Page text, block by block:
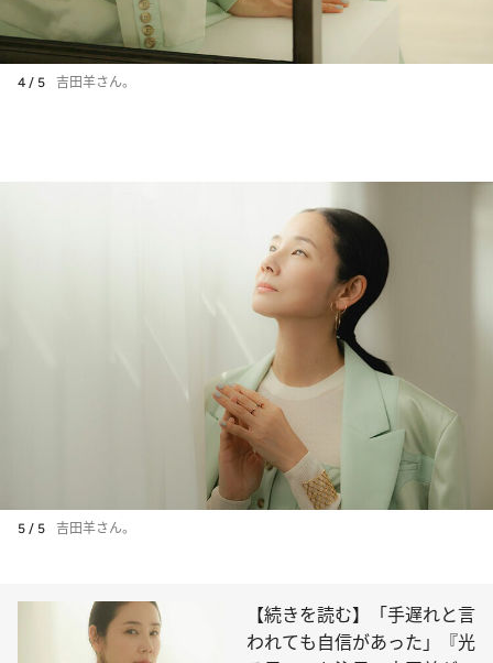
4 / 5 吉田羊さん。
5 / 5 吉田羊さん。
【続きを読む】「手遅れと言
われても自信があった」『光